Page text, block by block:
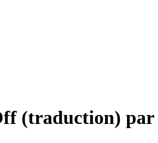
(traduction) par